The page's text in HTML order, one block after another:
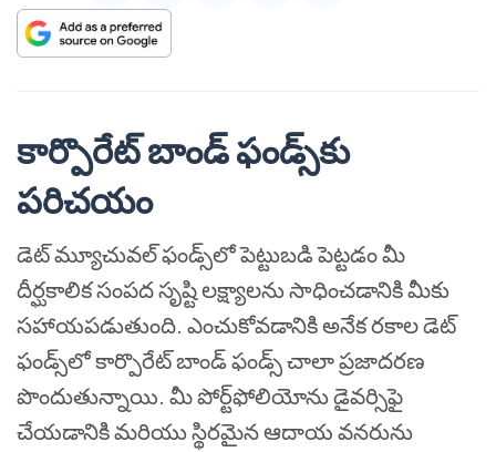
కార్పొరేట్ బాండ్ ఫండ్స్‌కు
పరిచయం
డెట్ మ్యూచువల్ ఫండ్స్‌లో పెట్టుబడి పెట్టడం మీ
దీర్ఘకాలిక సంపద సృష్టి లక్ష్యాలను సాధించడానికి మీకు
సహాయపడుతుంది. ఎంచుకోవడానికి అనేక రకాల డెట్
ఫండ్స్‌లో కార్పొరేట్ బాండ్ ఫండ్స్ చాలా ప్రజాదరణ
పొందుతున్నాయి. మీ పోర్ట్‌ఫోలియోను డైవర్సిఫై
చేయడానికి మరియు స్థిరమైన ఆదాయ వనరును